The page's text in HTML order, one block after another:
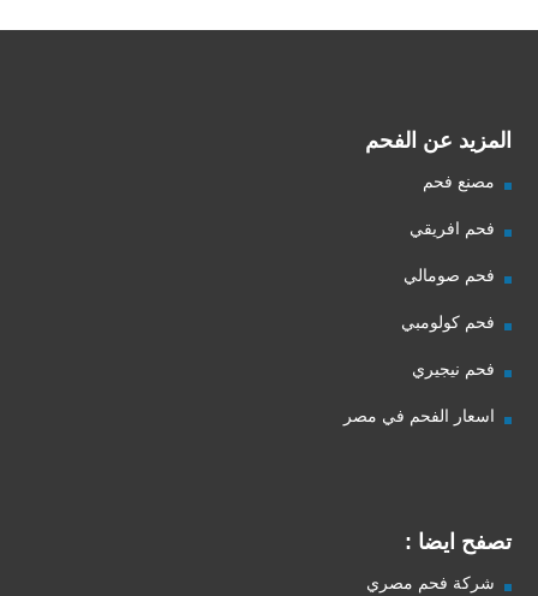
المزيد عن الفحم
مصنع فحم
فحم افريقي
فحم صومالي
فحم كولومبي
فحم نيجيري
اسعار الفحم في مصر
تصفح ايضا :
شركة فحم مصري